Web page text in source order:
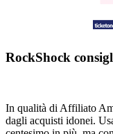
RockShock
In qualità di Affiliato
dagli acquisti idonei.